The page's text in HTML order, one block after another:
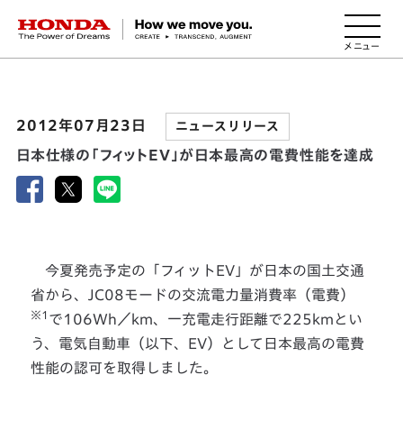
HONDA The Power of Dreams
2012年07月23日 ニュースリリース
日本仕様の「フィットEV」が日本最高の電費性能を達成
今夏発売予定の「フィットEV」が日本の国土交通
省から、JC08モードの交流電力量消費率（電費）
※1 で106Wh／km、一充電走行距離で225kmとい
う、電気自動車（以下、EV）として日本最高の電費
性能の認可を取得しました。